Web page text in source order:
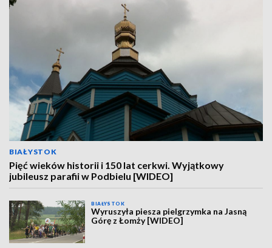
BIAŁYSTOK
Pięć wieków historii i 150 lat cerkwi. Wyjątkowy
jubileusz parafii w Podbielu [WIDEO]
BIAŁYSTOK
Wyruszyła piesza pielgrzymka na Jasną
Górę z Łomży [WIDEO]